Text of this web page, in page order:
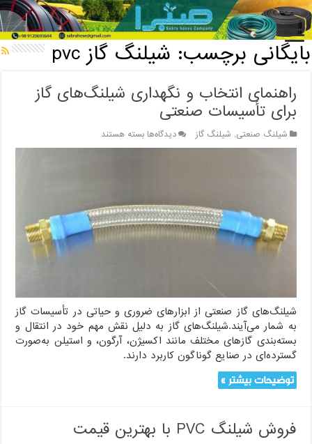
خانه / بایگانی برچسب: شیلنگ گاز pvc
بایگانی برچسب: شیلنگ گاز pvc
راهنمای انتخاب و نگهداری شیلنگ‌های گاز
برای تأسیسات صنعتی
شیلنگ صنعتی, شیلنگ گاز دیدگاه‌هابرای
راهنمای
گاز
برای
تأسیسات
بسته هستند
شیلنگ‌های گاز صنعتی از ابزارهای ضروری و حیاتی در تأسیسات گاز
به شمار می‌آیند.شیلنگ‌های گاز به دلیل نقش مهم خود در انتقال و
بسته‌بندی گازهای مختلف مانند اکسیژن، آرگون، و استیلن به‌صورت
گسترده‌ای در صنایع گوناگون کاربرد دارند.
توضیحات بیشتر »
فروش شیلنگ PVC با بهترین قیمت